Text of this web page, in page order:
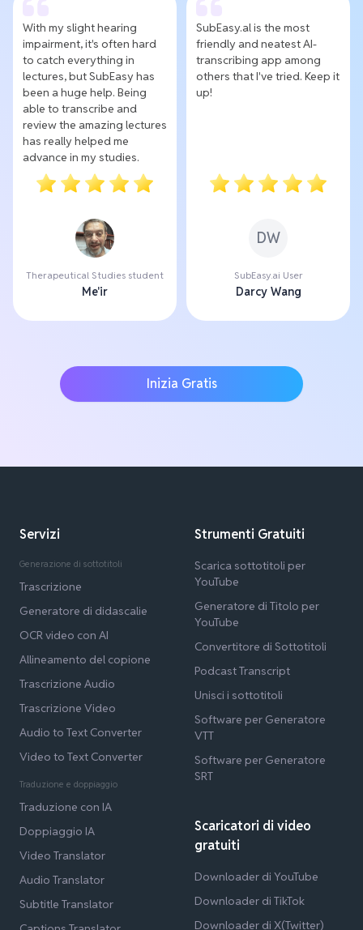
With my slight hearing
impairment, it's often hard
to catch everything in
lectures, but SubEasy has
been a huge help. Being
able to transcribe and
review the amazing lectures
has really helped me
advance in my studies.
Therapeutical Studies student
Me'ir
SubEasy.al is the most
friendly and neatest AI-
transcribing app among
others that I've tried. Keep it
up!
DW
SubEasy.ai User
Darcy Wang
Inizia Gratis
Servizi
Generazione di sottotitoli
Trascrizione
Generatore di didascalie
OCR video con AI
Allineamento del copione
Trascrizione Audio
Trascrizione Video
Audio to Text Converter
Video to Text Converter
Traduzione e doppiaggio
Traduzione con IA
Doppiaggio IA
Video Translator
Audio Translator
Subtitle Translator
Strumenti Gratuiti
Scarica sottotitoli per
YouTube
Generatore di Titolo per
YouTube
Convertitore di Sottotitoli
Podcast Transcript
Unisci i sottotitoli
Software per Generatore
VTT
Software per Generatore
SRT
Scaricatori di video
gratuiti
Downloader di YouTube
Downloader di TikTok
Downloader di X(Twitter)